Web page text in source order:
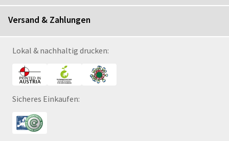
Versand & Zahlungen
Lokal & nachhaltig drucken:
Sicheres Einkaufen: